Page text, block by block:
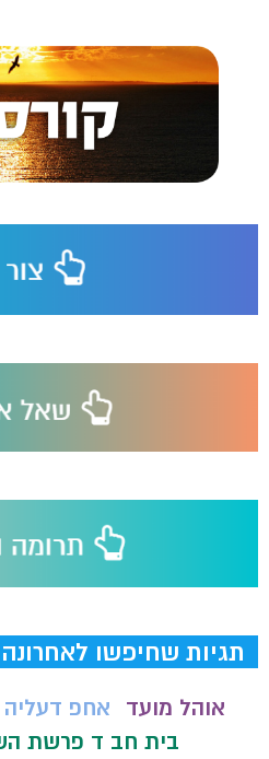
תגיות שחיפשו לאחרונה
אוהל מועד אחפ דעליה
בית חב ד פרשת